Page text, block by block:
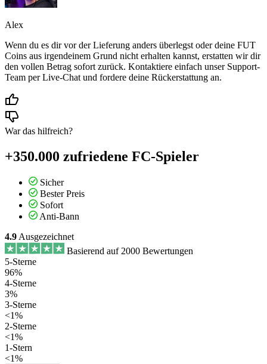
Alex
Wenn du es dir vor der Lieferung anders überlegst oder deine FUT
Coins aus irgendeinem Grund nicht erhalten kannst, erstatten wir dir
den vollen Betrag sofort zurück. Kontaktiere einfach unser Support-
Team per Live-Chat und fordere deine Rückerstattung an.
War das hilfreich?
+350.000 zufriedene FC-Spieler
Sicher
Bester Preis
Sofort
Anti-Bann
4.9 Ausgezeichnet
Basierend auf 2000 Bewertungen
5-Sterne
96%
4-Sterne
3%
3-Sterne
<1%
2-Sterne
<1%
1-Stern
<1%